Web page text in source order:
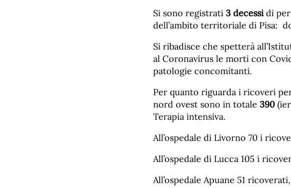
Si sono registrati 3 decessidi
dell’ambito territoriale di Pisa:
Si ribadisce che spetterà
al Coronavirus le morti con
patologie concomitanti.
Per quanto riguarda i ricoveri per
nord ovest sono in totale 390
Terapia intensiva.
All’ospedale di Livorno 70 i
All’ospedale di Lucca 105 i
All’ospedale Apuane 51